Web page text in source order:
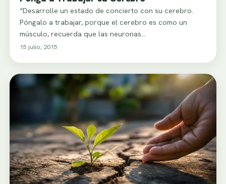
“Desarrolle un estado de concierto con su cerebro.
Póngalo a trabajar, porque el cerebro es como un
músculo, recuerda que las neuronas…
15 julio, 2015